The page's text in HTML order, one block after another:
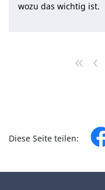
wozu das wichtig ist.
« ‹
Diese Seite teilen: